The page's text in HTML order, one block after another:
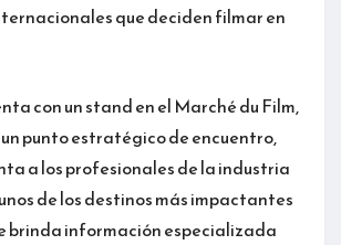
que deciden filmar en
con un stand en el Marché du Film,
punto estratégico de encuentro,
a los profesionales de la industria
de los destinos más impactantes
brinda información especializada